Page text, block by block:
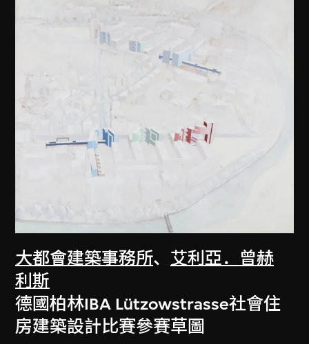
大都會建築事務所、 艾利亞．曾赫
利斯
德國柏林IBA Lützowstrasse社會住
房建築設計比賽參賽草圖